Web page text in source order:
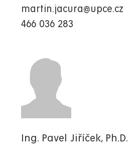
martin.jacura@upce.cz
466 036 283
Ing. Pavel Jiříček, Ph.D.